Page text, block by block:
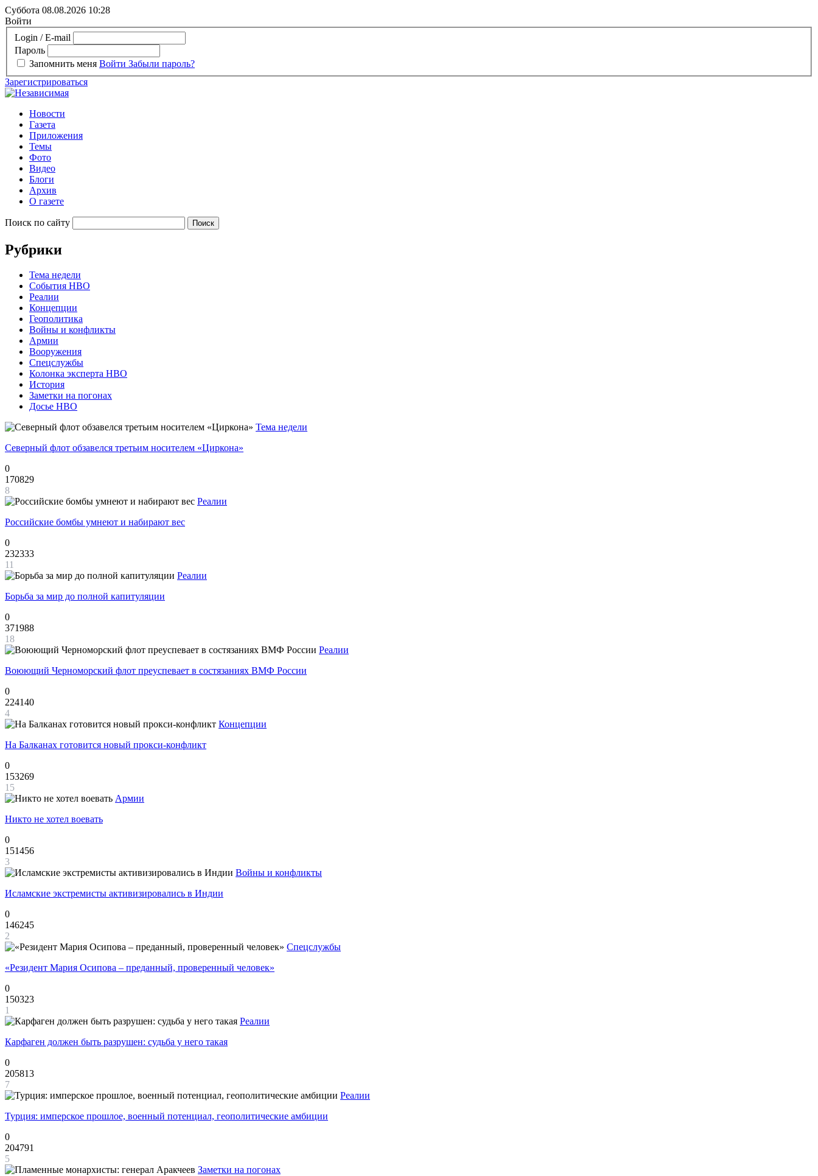
Суббота 08.08.2026 10:28
Войти
Login / E-mail
Пароль
Запомнить меня Войти Забыли пароль?
Зарегистрироваться
Новости
Газета
Приложения
Темы
Фото
Видео
Блоги
Архив
О газете
Поиск по сайту
Рубрики
Тема недели
События НВО
Реалии
Концепции
Геополитика
Войны и конфликты
Армии
Вооружения
Спецслужбы
Колонка эксперта НВО
История
Заметки на погонах
Досье НВО
Тема недели
Северный флот обзавелся третьим носителем «Циркона»
0
170829
8
Реалии
Российские бомбы умнеют и набирают вес
0
232333
11
Реалии
Борьба за мир до полной капитуляции
0
371988
18
Реалии
Воюющий Черноморский флот преуспевает в состязаниях ВМФ России
0
224140
4
Концепции
На Балканах готовится новый прокси-конфликт
0
153269
15
Армии
Никто не хотел воевать
0
151456
3
Войны и конфликты
Исламские экстремисты активизировались в Индии
0
146245
2
Спецслужбы
«Резидент Мария Осипова – преданный, проверенный человек»
0
150323
1
Реалии
Карфаген должен быть разрушен: судьба у него такая
0
205813
7
Реалии
Турция: имперское прошлое, военный потенциал, геополитические амбиции
0
204791
5
Заметки на погонах